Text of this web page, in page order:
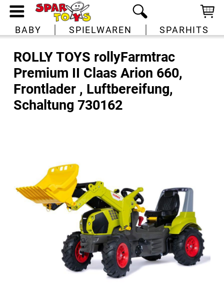
BABY SPIELWAREN SPARHITS
ROLLY TOYS rollyFarmtrac
Premium II Claas Arion 660,
Frontlader , Luftbereifung,
Schaltung 730162